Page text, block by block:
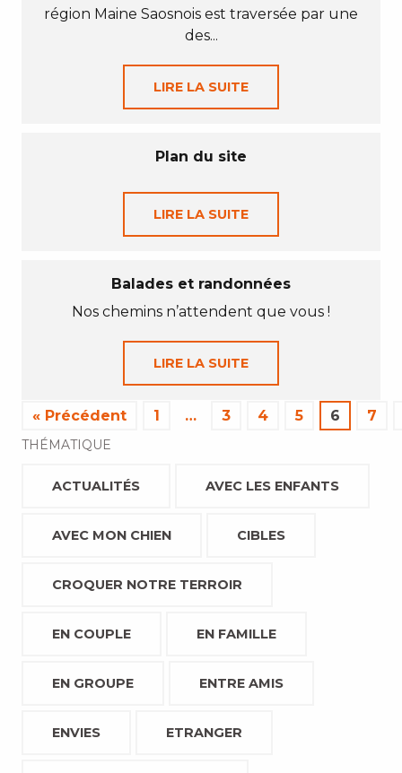
région Maine Saosnois est traversée par une
des...
LIRE LA SUITE
Plan du site
LIRE LA SUITE
Balades et randonnées
Nos chemins n’attendent que vous !
LIRE LA SUITE
« Précédent 1 … 3 4 5 6 7
THÉMATIQUE
ACTUALITÉS AVEC LES ENFANTS
AVEC MON CHIEN CIBLES
CROQUER NOTRE TERROIR
EN COUPLE EN FAMILLE
EN GROUPE ENTRE AMIS
ENVIES ETRANGER